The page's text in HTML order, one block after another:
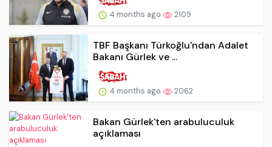
4 months ago 2109
TBF Başkanı Türkoğlu'ndan Adalet
Bakanı Gürlek ve ...
4 months ago 2062
Bakan Gürlek'ten arabuluculuk
açıklaması